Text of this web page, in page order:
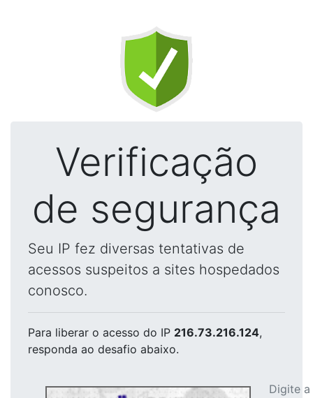
Verificação
de segurança
Seu IP fez diversas tentativas de
acessos suspeitos a sites hospedados
conosco.
Para liberar o acesso do IP 216.73.216.124,
responda ao desafio abaixo.
Digite